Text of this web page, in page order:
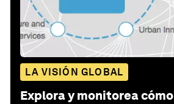
LA VISIÓN GLOBAL
Explora y monitorea cómo